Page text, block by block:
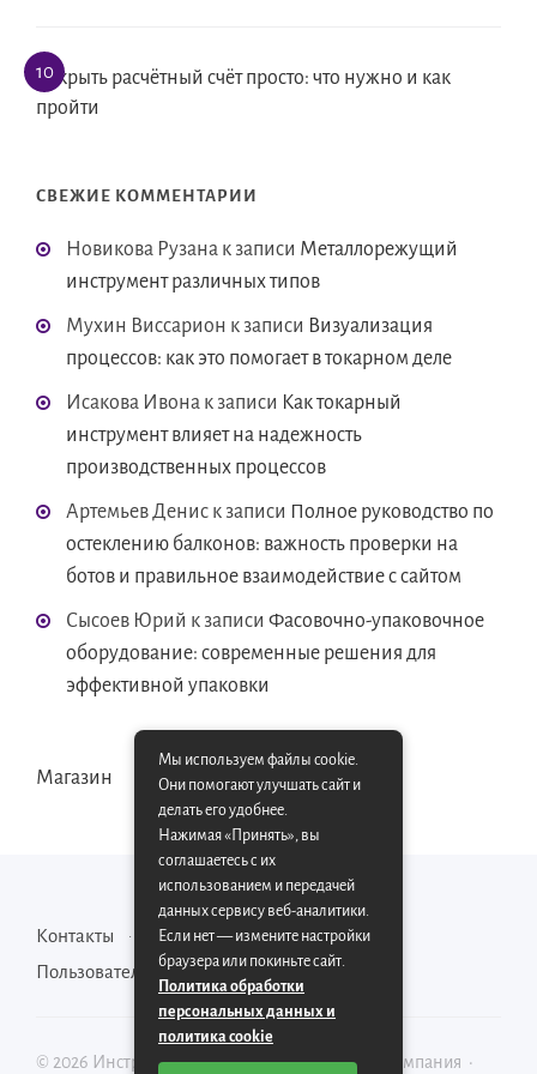
Открыть расчётный счёт просто: что нужно и как
пройти
СВЕЖИЕ КОММЕНТАРИИ
Новикова Рузана к записи Металлорежущий
инструмент различных типов
Мухин Виссарион к записи Визуализация
процессов: как это помогает в токарном деле
Исакова Ивона к записи Как токарный
инструмент влияет на надежность
производственных процессов
Артемьев Денис к записи Полное руководство по
остеклению балконов: важность проверки на
ботов и правильное взаимодействие с сайтом
Сысоев Юрий к записи Фасовочно-упаковочное
оборудование: современные решения для
эффективной упаковки
Магазин
Контакты
Карта сайта
Пользовательское соглашение
© 2026 Инструментально-производственная компания ·
Мы используем файлы cookie.
Они помогают улучшать сайт и
делать его удобнее.
Нажимая «Принять», вы
соглашаетесь с их
использованием и передачей
данных сервису веб-аналитики.
Если нет — измените настройки
браузера или покиньте сайт.
Политика обработки
персональных данных и
политика cookie